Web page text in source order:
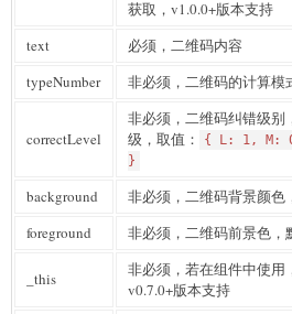
获取，v1.0.0+版本支持
text 必须，二维码内容
typeNumber
非必须，二维码的计算模
correctLevel
非必须，二维码纠错级别
级，取值：
{ L: 1, M:
}
background 非必须，二维码背景颜色
foreground 非必须，二维码前景色，
_this
非必须，若在组件中使用
v0.7.0+版本支持